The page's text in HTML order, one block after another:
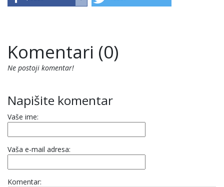
Komentari (0)
Ne postoji komentar!
Napišite komentar
Vaše ime:
Vaša e-mail adresa:
Komentar: